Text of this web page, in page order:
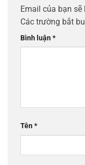
Email của bạn
Các trường bắt
Bình luận*
Tên*